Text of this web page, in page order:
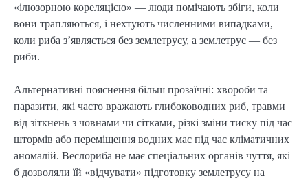
«ілюзорною кореляцією» — люди помічають збіги, коли
вони трапляються, і нехтують численними випадками,
коли риба з’являється без землетрусу, а землетрус — без
риби.
Альтернативні пояснення більш прозаїчні: хвороби та
паразити, які часто вражають глибоководних риб, травми
від зіткнень з човнами чи сітками, різкі зміни тиску під час
штормів або переміщення водних мас під час кліматичних
аномалій. Веслориба не має спеціальних органів чуття, які
б дозволяли їй «відчувати» підготовку землетрусу на